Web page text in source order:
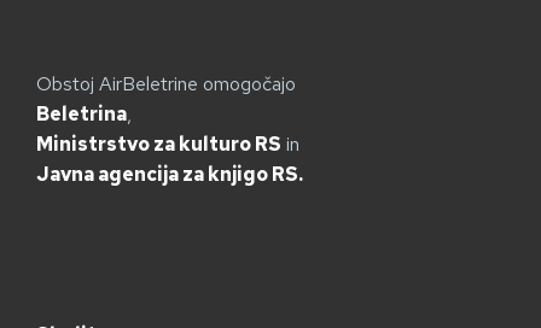
Obstoj AirBeletrine omogočajo
Beletrina,
Ministrstvo za kulturo RS in
Javna agencija za knjigo RS.